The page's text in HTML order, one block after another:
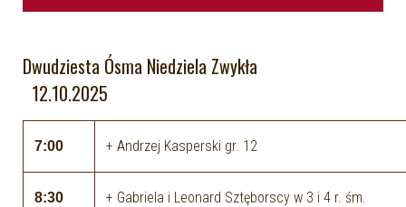
Dwudziesta Ósma Niedziela Zwykła
12.10.2025
7:00 + Andrzej Kasperski gr. 12
8:30 + Gabriela i Leonard Sztęborscy w 3 i 4 r. śm.